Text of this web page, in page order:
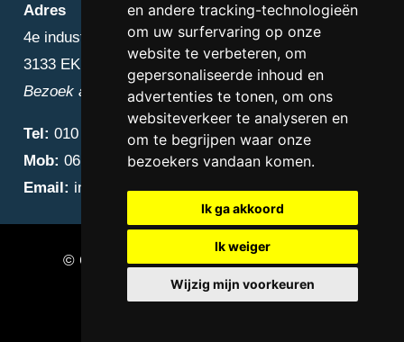
en andere tracking-technologieën
om uw surfervaring op onze
website te verbeteren, om
gepersonaliseerde inhoud en
advertenties te tonen, om ons
websiteverkeer te analyseren en
om te begrijpen waar onze
bezoekers vandaan komen.
Ik ga akkoord
Ik weiger
Wijzig mijn voorkeuren
Adres
4e industriestraat 25
3133 EK Vlaardingen
Bezoek alleen op afspraak
Tel: 010 – 223 3759
Mob: 06 – 4838 1000
Email: info@diamantnatuursteen.nl
© Copyright 2026 Diamant Natuursteen –
Natuursteen bedrijf Vlaardingen